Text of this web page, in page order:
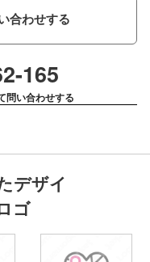
合わせする
165
問い合わせする
デザイ
ゴ